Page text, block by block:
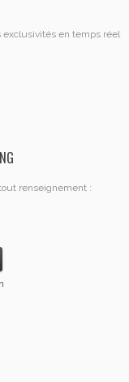
exclusivités en temps réel
renseignement :